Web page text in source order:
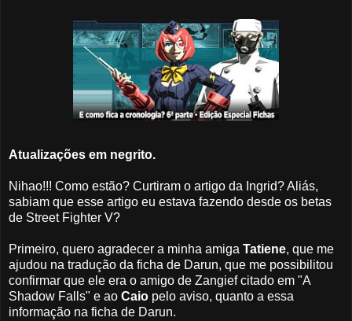
Atualizações em negrito.
Nihao!!! Como estão? Curtiram o artigo da Ingrid? Aliás,
sabiam que esse artigo eu estava fazendo desde os betas
de Street Fighter V?
Primeiro, quero agradecer a minha amiga Tatiene, que me
ajudou na tradução da ficha de Darun, que me possibilitou
confirmar que ele era o amigo de Zangief citado em "A
Shadow Falls" e ao Caio pelo aviso, quanto a essa
informação na ficha de Darun.